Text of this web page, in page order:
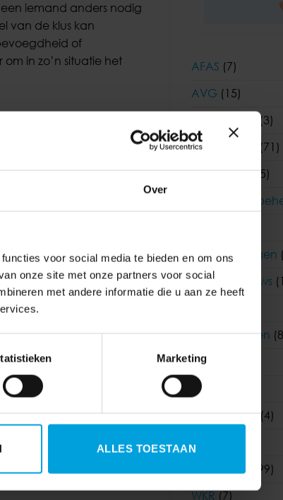
Over
voor social media te bieden en om ons
onze site met onze partners voor social
met andere informatie die u aan ze heeft
Marketing
ALLES TOESTAAN
iemand anders nodig
van de klus kan
of
in zo’n situatie het
tijd die ervoor stond,
van de taken op
werkplek opruimen is
en het geeft naast
AFAS (7)
AVG (15)
(3)
Coronavirus
(71)
Financieel(55)
Functioneel
Klantervaringen
Korento nieuws
Nieuwsbrieven
Salaris
Visma
Visma|Raet(4)
WAB
Wetgeving
(99)
WKR (7)